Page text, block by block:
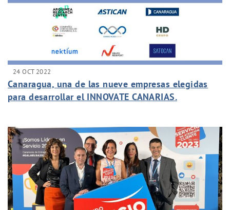
24 OCT 2022
Canaragua, una de las nueve empresas elegidas
para desarrollar el INNOVATE CANARIAS.